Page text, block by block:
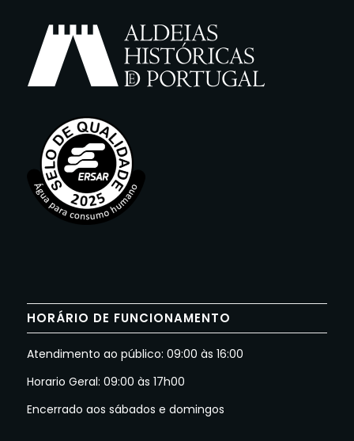
HORÁRIO DE FUNCIONAMENTO
Atendimento ao público: 09:00 às 16:00
Horario Geral: 09:00 às 17h00
Encerrado aos sábados e domingos